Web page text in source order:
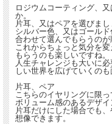
ロジウムコーティング、
か。
片耳、又はペアを選びまし
シルバー色、又はゴール
合わせて選んでもらうのが
これからちょっと気分を
もらうのも楽しいですね。
人生チャレンジも大いに
しい世界を広げていくのも
片耳、ペア
こちらのイヤリングに限っ
ボリューム感のあるデザイ
片耳だけにした場合でも
想像できます。